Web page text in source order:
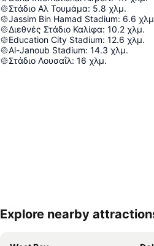
Στάδιο Αλ Τουμάμα: 5.8 χλμ.
Jassim Bin Hamad Stadium: 6.6
Διεθνές Στάδιο Καλίφα: 10.2 χλμ.
Education City Stadium: 12.6 χλμ.
Al-Janoub Stadium: 14.3 χλμ.
Στάδιο Λουσαΐλ: 16 χλμ.
Ανάπτυξη χάρτη
Explore nearby